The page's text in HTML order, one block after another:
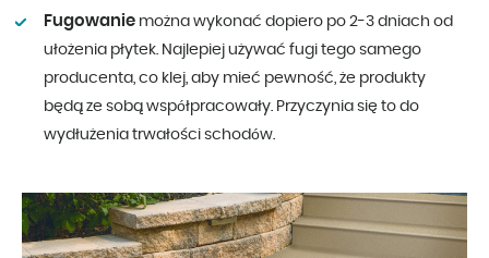
Fugowanie można wykonać dopiero po 2-3 dniach od
ułożenia płytek. Najlepiej używać fugi tego samego
producenta, co klej, aby mieć pewność, że produkty
będą ze sobą współpracowały. Przyczynia się to do
wydłużenia trwałości schodów.